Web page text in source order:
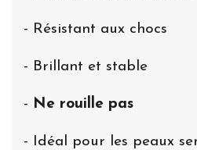
- Résistant aux chocs
- Brillant et stable
- Ne rouille pas
- Idéal pour les peaux